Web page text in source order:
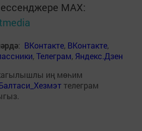
MАХ:
: ВКонтакте, ВКонтакте,
,Телеграм, Яндекс.Дзен
иң мөһим
телеграм